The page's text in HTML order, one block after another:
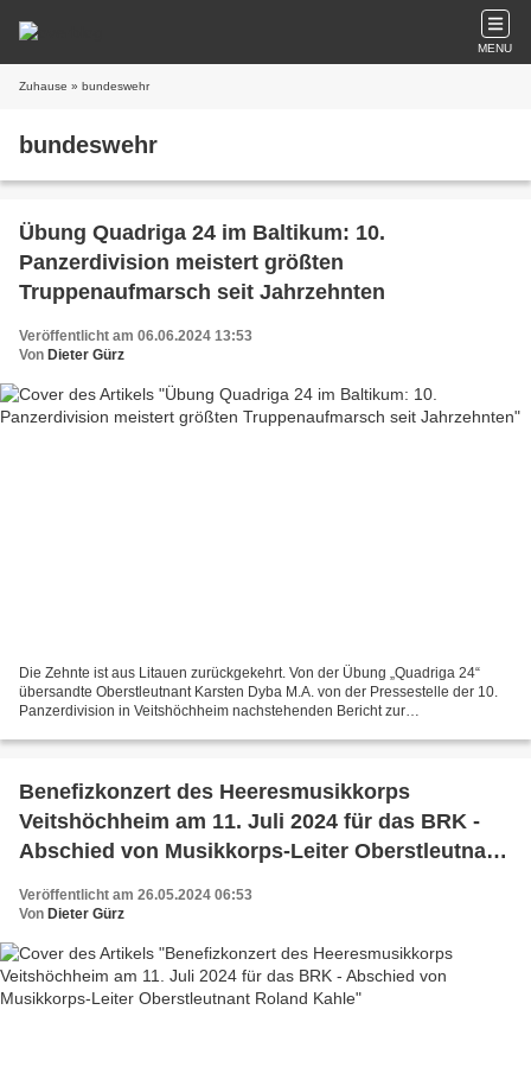
MENU
Zuhause » bundeswehr
bundeswehr
Übung Quadriga 24 im Baltikum: 10.
Panzerdivision meistert größten
Truppenaufmarsch seit Jahrzehnten
Veröffentlicht am 06.06.2024 13:53
Von Dieter Gürz
Die Zehnte ist aus Litauen zurückgekehrt. Von der Übung „Quadriga 24“
übersandte Oberstleutnant Karsten Dyba M.A. von der Pressestelle der 10.
Panzerdivision in Veitshöchheim nachstehenden Bericht zur
Benefizkonzert des Heeresmusikkorps
Veitshöchheim am 11. Juli 2024 für das BRK -
Abschied von Musikkorps-Leiter Oberstleutnant
Veröffentlicht am 26.05.2024 06:53
Von Dieter Gürz